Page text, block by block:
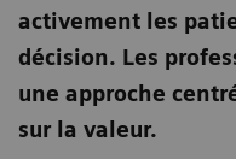
activement les
décision. Les
une approche
sur la valeur.